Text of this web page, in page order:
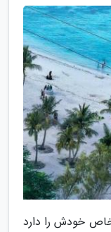
خودش را دارد